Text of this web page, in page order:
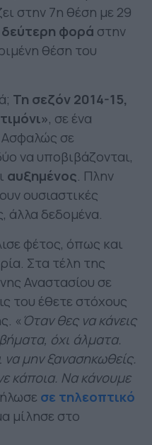
στην 7η θέση με 29
δεύτερη φορά στην
θέση του
Τη σεζόν 2014-15,
, σε ένα
σε
να υποβιβάζονται,
αυξημένος. Πλην
ουσιαστικές
άλλα δεδομένα.
φέτος, όπως και
Στα τέλη της
Αναστασίου σε
του έθετε στόχους
« Όταν θες να κάνεις
όχι άλματα.
να μην ξανασηκωθείς.
κάποια. Να κάνουμε
σε τηλεοπτικό
μίλησε στο